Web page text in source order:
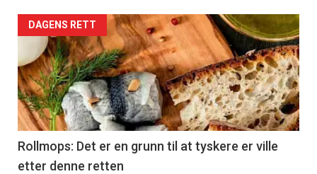
Forsiden
akkurat
nå
-
6
DAGENS RETT
Rollmops: Det er en grunn til at tyskere er ville
etter denne retten